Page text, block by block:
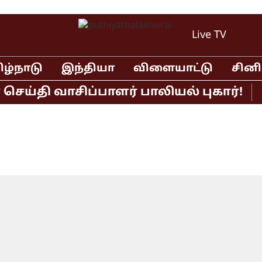
Live TV
இந்தியா விளையாட்டு
வாசிப்பாளர் பாலியல் புகார்!